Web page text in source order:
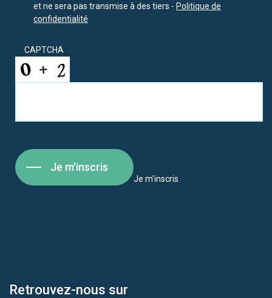
et ne sera pas transmise à des tiers - Politique de
confidentialité
CAPTCHA
Je m'inscris
Je m'inscris
Retrouvez-nous sur